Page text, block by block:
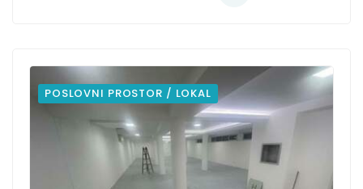
POSLOVNI PROSTOR / LOKAL